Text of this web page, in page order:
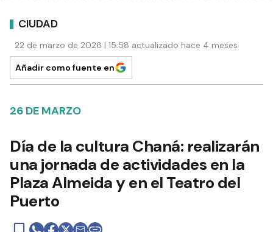
CIUDAD
22 de marzo de 2026 | 15:58 actualizado hace 4 meses
Añadir como fuente en
26 DE MARZO
Día de la cultura Chaná: realizarán
una jornada de actividades en la
Plaza Almeida y en el Teatro del
Puerto